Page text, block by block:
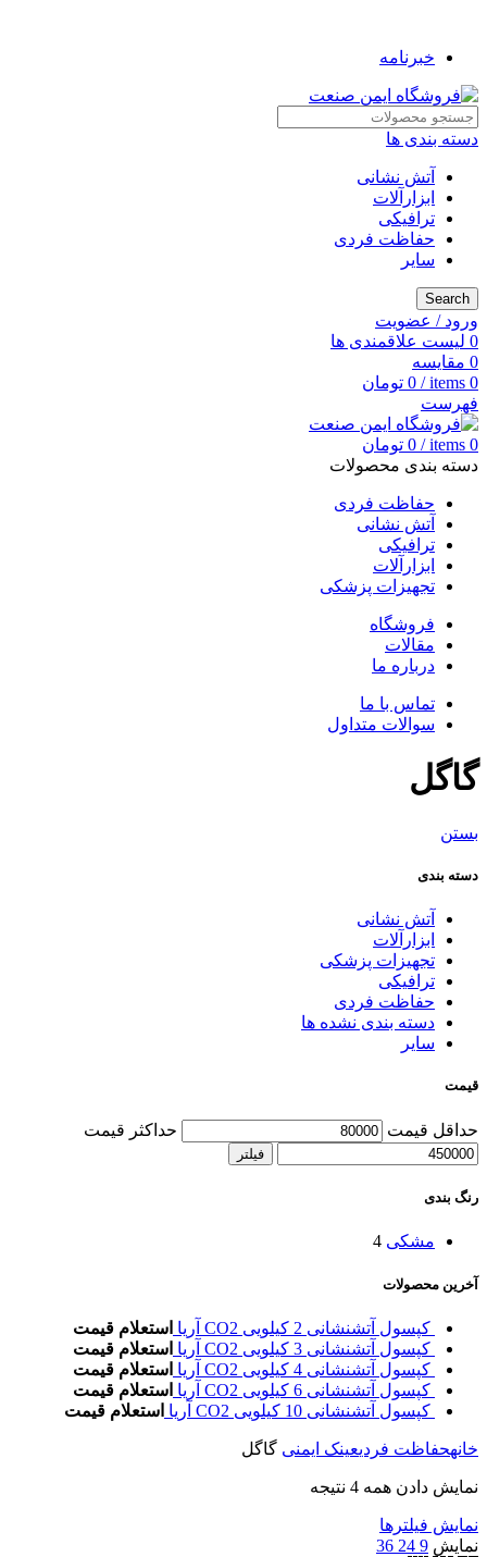
خبرنامه
دسته بندی ها
آتش نشانی
ابزارآلات
ترافیکی
حفاظت فردی
سایر
Search
ورود / عضویت
0 لیست علاقمندی ها
0 مقایسه
0
items
/
0 تومان
فهرست
0
items
/
0 تومان
دسته بندی محصولات
حفاظت فردی
آتش نشانی
ترافیکی
ابزارآلات
تجهیزات پزشکی
فروشگاه
مقالات
درباره ما
تماس با ما
سوالات متداول
گاگل
بستن
دسته بندی
آتش نشانی
ابزارآلات
تجهیزات پزشکی
ترافیکی
حفاظت فردی
دسته بندی نشده ها
سایر
قیمت
حداقل قیمت حداکثر قیمت
فیلتر
رنگ بندی
مشکی 4
آخرین محصولات
کپسول آتشنشانی 2 کیلویی CO2 آریا
استعلام قیمت
کپسول آتشنشانی 3 کیلویی CO2 آریا
استعلام قیمت
کپسول آتشنشانی 4 کیلویی CO2 آریا
استعلام قیمت
کپسول آتشنشانی 6 کیلویی CO2 آریا
استعلام قیمت
کپسول آتشنشانی 10 کیلویی CO2 آریا
استعلام قیمت
خانهحفاظت فردیعینک ایمنی گاگل
نمایش دادن همه 4 نتیجه
نمایش فیلترها
نمایش 9
24
36